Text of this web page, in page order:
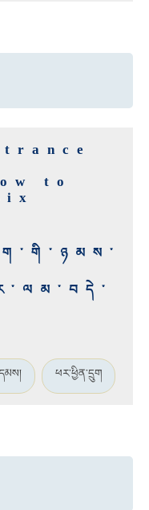
to
ཕར་ཕྱིན་དྲུག